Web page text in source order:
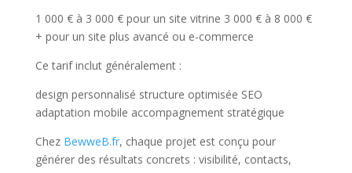
1 000 € à 3 000 € pour un site vitrine 3 000 € à 8 000 €
+ pour un site plus avancé ou e-commerce
Ce tarif inclut généralement :
design personnalisé structure optimisée SEO
adaptation mobile accompagnement stratégique
Chez BewweB.fr, chaque projet est conçu pour
générer des résultats concrets : visibilité, contacts,